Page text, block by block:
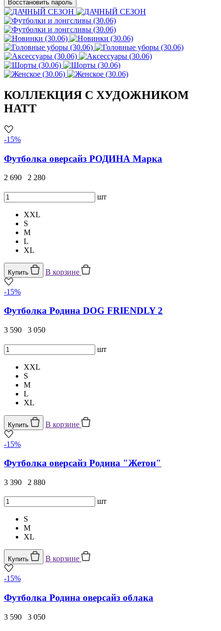
Восстановить пароль
КОЛЛЕКЦИЯ С ХУДОЖНИКОМ
HATT
-15%
Футболка оверсайз РОДИНА Марка
2 690 2 280
шт
XXL
S
M
L
XL
Купить В корзине
-15%
Футболка Родина DOG FRIENDLY 2
3 590 3 050
шт
XXL
S
M
L
XL
Купить В корзине
-15%
Футболка оверсайз Родина "Жетон"
3 390 2 880
шт
S
M
XL
Купить В корзине
-15%
Футболка Родина оверсайз облака
3 590 3 050